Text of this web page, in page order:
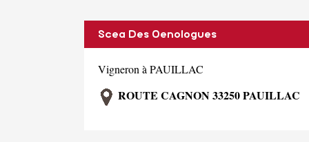
Scea Des Oenologues
Vigneron à PAUILLAC
ROUTE CAGNON 33250 PAUILLAC